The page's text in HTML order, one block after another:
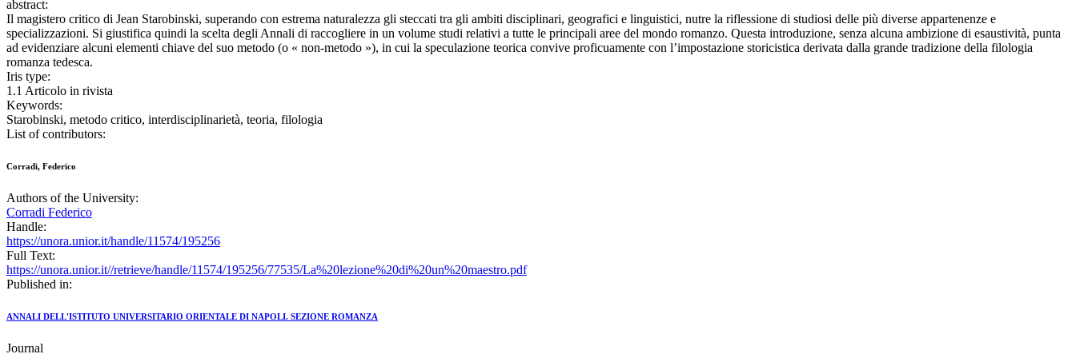
abstract:
Il magistero critico di Jean Starobinski, superando con estrema naturalezza gli steccati tra gli ambiti disciplinari, geografici e linguistici, nutre la riflessione di studiosi delle più diverse appartenenze e
specializzazioni. Si giustifica quindi la scelta degli Annali di raccogliere in un volume studi relativi a tutte le principali aree del mondo romanzo. Questa introduzione, senza alcuna ambizione di esaustività, punta
ad evidenziare alcuni elementi chiave del suo metodo (o « non-metodo »), in cui la speculazione teorica convive proficuamente con l’impostazione storicistica derivata dalla grande tradizione della filologia
romanza tedesca.
Iris type:
1.1 Articolo in rivista
Keywords:
Starobinski, metodo critico, interdisciplinarietà, teoria, filologia
List of contributors:
Corradi, Federico
Authors of the University:
Corradi Federico
Handle:
https://unora.unior.it/handle/11574/195256
Full Text:
https://unora.unior.it//retrieve/handle/11574/195256/77535/La%20lezione%20di%20un%20maestro.pdf
Published in:
ANNALI DELL'ISTITUTO UNIVERSITARIO ORIENTALE DI NAPOLI. SEZIONE ROMANZA
Journal